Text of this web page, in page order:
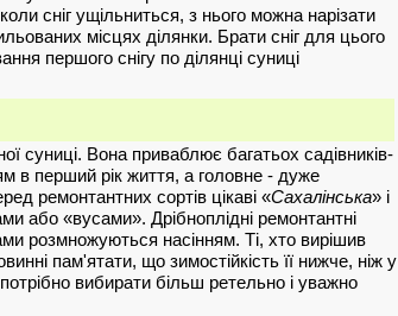
сніг ущільниться, з нього можна нарізати
місцях ділянки. Брати сніг для цього
першого снігу по ділянці суниці
суниці. Вона приваблює багатьох садівників-
в перший рік життя, а головне - дуже
ремонтантних сортів цікаві «Сахалінська» і
або «вусами». Дрібноплідні ремонтантні
розмножуються насінням. Ті, хто вирішив
пам'ятати, що зимостійкість її нижче, ніж у
вибирати більш ретельно і уважно